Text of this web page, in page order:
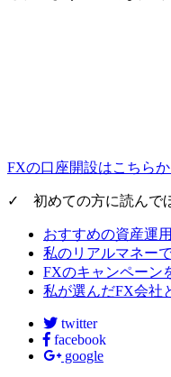
FXの口座開設はこちらか
✓ 初めての方に読んで
おすすめの資産運用
私のリアルマネー
FXのキャンペーン
私が選んだFX会社
twitter
facebook
google